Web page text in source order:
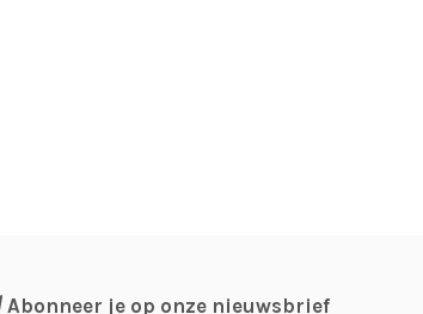
Abonneer je op onze nieuwsbrief